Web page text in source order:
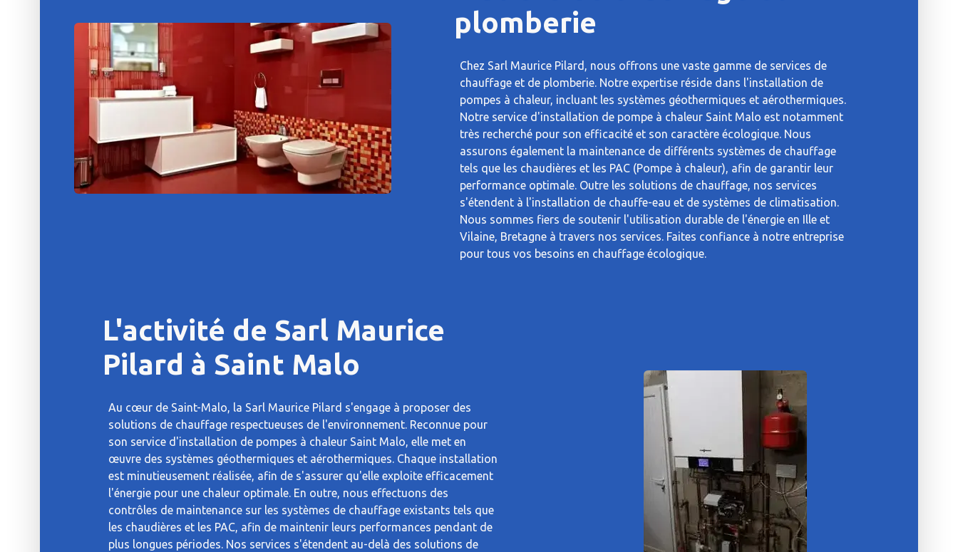
plomberie
Chez Sarl Maurice Pilard, nous offrons une vaste gamme de services de
chauffage et de plomberie. Notre expertise réside dans l'installation de
pompes à chaleur, incluant les systèmes géothermiques et aérothermiques.
Notre service d'installation de pompe à chaleur Saint Malo est notamment
très recherché pour son efficacité et son caractère écologique. Nous
assurons également la maintenance de différents systèmes de chauffage
tels que les chaudières et les PAC (Pompe à chaleur), afin de garantir leur
performance optimale. Outre les solutions de chauffage, nos services
s'étendent à l'installation de chauffe-eau et de systèmes de climatisation.
Nous sommes fiers de soutenir l'utilisation durable de l'énergie en Ille et
Vilaine, Bretagne à travers nos services. Faites confiance à notre entreprise
pour tous vos besoins en chauffage écologique.
L'activité de Sarl Maurice
Pilard à Saint Malo
Au cœur de Saint-Malo, la Sarl Maurice Pilard s'engage à proposer des
solutions de chauffage respectueuses de l'environnement. Reconnue pour
son service d'installation de pompes à chaleur Saint Malo, elle met en
œuvre des systèmes géothermiques et aérothermiques. Chaque installation
est minutieusement réalisée, afin de s'assurer qu'elle exploite efficacement
l'énergie pour une chaleur optimale. En outre, nous effectuons des
contrôles de maintenance sur les systèmes de chauffage existants tels que
les chaudières et les PAC, afin de maintenir leurs performances pendant de
plus longues périodes. Nos services s'étendent au-delà des solutions de